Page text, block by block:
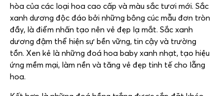
hòa của các loại hoa cao cấp và màu sắc tươi mới. Sắc
xanh dương độc đáo bởi những bông cúc mẫu đơn tròn
đầy, là điểm nhấn tạo nên vẻ đẹp lạ mắt. Sắc xanh
dương đậm thể hiện sự bền vững, tin cậy và trường
tồn. Xen kẻ là những đoá hoa baby xanh nhạt, tạo hiệu
ứng mềm mại, làm nền và tăng vẻ đẹp tinh tế cho lẵng
hoa.